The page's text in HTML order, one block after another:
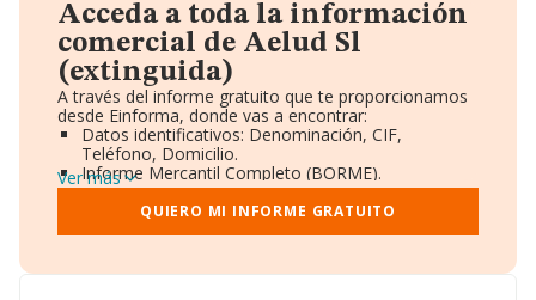
Acceda a toda la información
comercial de Aelud Sl
(extinguida)
A través del informe gratuito que te proporcionamos
desde Einforma, donde vas a encontrar:
Datos identificativos: Denominación, CIF,
Teléfono, Domicilio.
Informe Mercantil Completo (BORME).
Gráficos de Evolución Ventas y Empleados.
Consejo de Administración y Administradores.
Directivos y Ejecutivos.
Ver más
QUIERO MI INFORME GRATUITO